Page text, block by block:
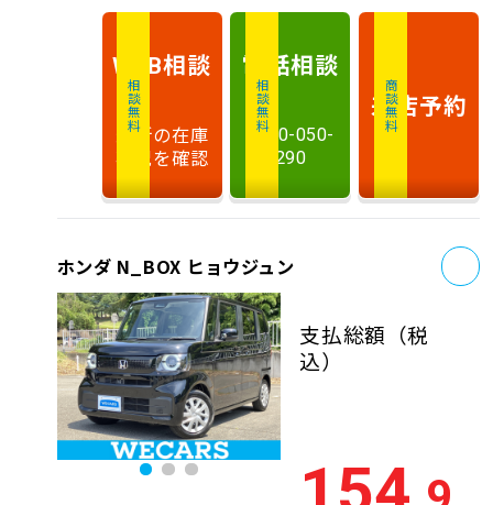
相談無料
WEB相談
最新の在庫
状況を確認
相談無料
電話相談
0120-050-
290
商談無料
来店予約
ホンダ N_BOX ヒョウジュン
支払総額 （税
込）